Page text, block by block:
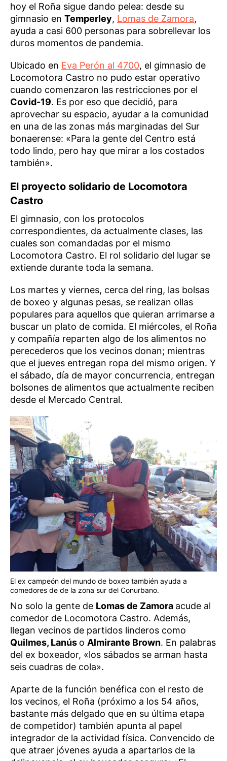
hoy el Roña sigue dando pelea: desde su
gimnasio en Temperley, Lomas de Zamora,
ayuda a casi 600 personas para sobrellevar los
duros momentos de pandemia.
Ubicado en Eva Perón al 4700, el gimnasio de
Locomotora Castro no pudo estar operativo
cuando comenzaron las restricciones por el
Covid-19. Es por eso que decidió, para
aprovechar su espacio, ayudar a la comunidad
en una de las zonas más marginadas del Sur
bonaerense: «Para la gente del Centro está
todo lindo, pero hay que mirar a los costados
también».
El proyecto solidario de Locomotora
Castro
El gimnasio, con los protocolos
correspondientes, da actualmente clases, las
cuales son comandadas por el mismo
Locomotora Castro. El rol solidario del lugar se
extiende durante toda la semana.
Los martes y viernes, cerca del ring, las bolsas
de boxeo y algunas pesas, se realizan ollas
populares para aquellos que quieran arrimarse a
buscar un plato de comida. El miércoles, el Roña
y compañía reparten algo de los alimentos no
perecederos que los vecinos donan; mientras
que el jueves entregan ropa del mismo origen. Y
el sábado, día de mayor concurrencia, entregan
bolsones de alimentos que actualmente reciben
desde el Mercado Central.
El ex campeón del mundo de boxeo también ayuda a
comedores de de la zona sur del Conurbano.
No solo la gente de Lomas de Zamora acude al
comedor de Locomotora Castro. Además,
llegan vecinos de partidos linderos como
Quilmes, Lanús o Almirante Brown. En palabras
del ex boxeador, «los sábados se arman hasta
seis cuadras de cola».
Aparte de la función benéfica con el resto de
los vecinos, el Roña (próximo a los 54 años,
bastante más delgado que en su última etapa
de competidor) también apunta al papel
integrador de la actividad física. Convencido de
que atraer jóvenes ayuda a apartarlos de la